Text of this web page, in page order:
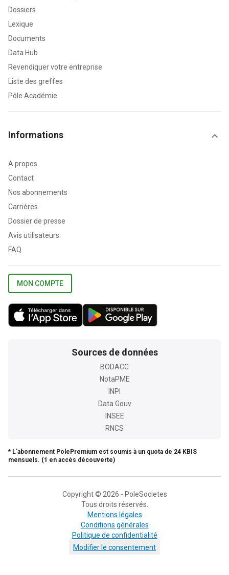
Dossiers
Lexique
Documents
Data Hub
Revendiquer votre entreprise
Liste des greffes
Pôle Académie
Informations
A propos
Contact
Nos abonnements
Carrières
Dossier de presse
Avis utilisateurs
FAQ
MON COMPTE
Sources de données
BODACC
NotaPME
INPI
Data Gouv
INSEE
RNCS
* L'abonnement PolePremium est soumis à un quota de 24 KBIS
mensuels. (1 en accès découverte)
Copyright © 2026 - PoleSocietes
Tous droits réservés.
Mentions légales
Conditions générales
Politique de confidentialité
Modifier le consentement